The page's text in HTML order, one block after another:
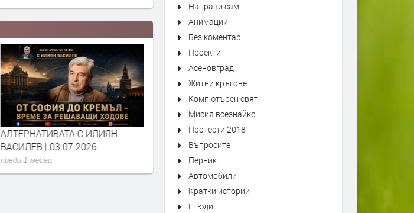
АЛТЕРНАТИВАТА С ИЛИЯН
ВАСИЛЕВ | 03.07.2026
преди 1 месец
АЛТЕРНАТИВАТА С КАЛИН
МАНОЛОВ | 01.07.2026
преди 1 месец
Направи сам
Анимации
Без коментар
Проекти
Асеновград
Житни кръгове
Компютърен свят
Мисия всезнайко
Протести 2018
Въпросите
Перник
Автомобили
Кратки истории
Етюди